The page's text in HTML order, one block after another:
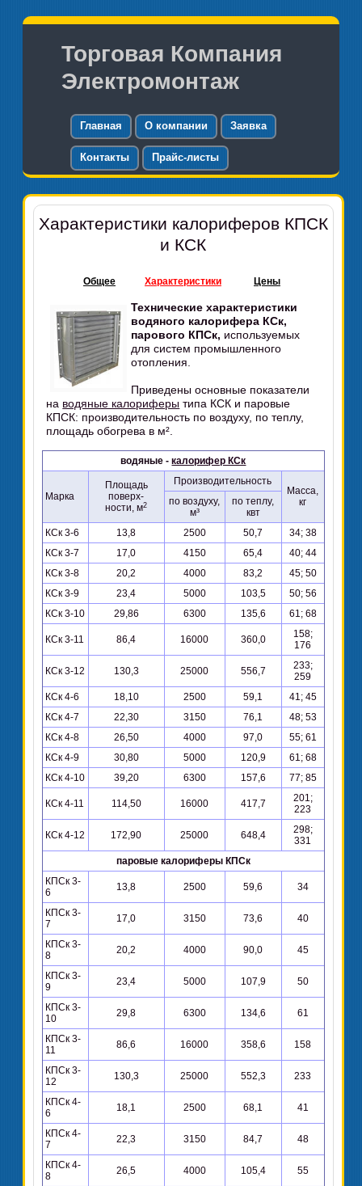
Торговая Компания
Электромонтаж
Главная О компании Заявка
Контакты Прайс-листы
Характеристики калориферов КПСК
и КСК
Общее Характеристики Цены
Технические характеристики
водяного калорифера КСк,
парового КПСк, используемых
для систем промышленного
отопления.
Приведены основные показатели
на водяные калориферы типа КСК и паровые
КПСК: производительность по воздуху, по теплу,
площадь обогрева в м².
водяные -калорифер КСк
Марка
Площадь
поверх-
ности, м2
Производительность
Масса,
кг
по воздуху,
м³
по теплу,
квт
КСк 3-6
13,8 2500 50,7
34; 38
КСк 3-7
17,0 4150 65,4
40; 44
КСк 3-8
20,2 4000 83,2
45; 50
КСк 3-9
23,4 5000 103,5
50; 56
КСк 3-10
29,86 6300 135,6 61; 68
КСк 3-11 86,4 16000 360,0
158;
176
КСк 3-12 130,3 25000 556,7
233;
259
КСк 4-6
18,10 2500 59,1
41; 45
КСк 4-7
22,30 3150 76,1
48; 53
КСк 4-8
26,50 4000 97,0
55; 61
КСк 4-9
30,80 5000 120,9
61; 68
КСк 4-10
39,20 6300 157,6 77; 85
КСк 4-11 114,50 16000 417,7
201;
223
КСк 4-12 172,90 25000 648,4
298;
331
паровые калориферы КПСк
КПСк 3-
6
13,8 2500 59,6 34
КПСк 3-
7
17,0 3150 73,6 40
КПСк 3-
8
20,2 4000 90,0 45
КПСк 3-
9
23,4 5000 107,9 50
КПСк 3-
10
29,8 6300 134,6 61
КПСк 3-
11
86,6 16000 358,6 158
КПСк 3-
12
130,3 25000 552,3 233
КПСк 4-
6
18,1 2500 68,1 41
КПСк 4-
7
22,3 3150 84,7 48
КПСк 4-
8
26,5 4000 105,4 55